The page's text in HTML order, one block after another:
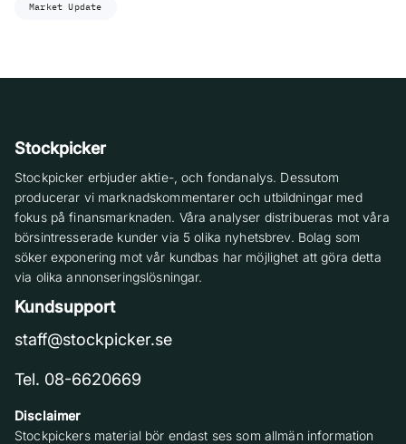
Market Update
Stockpicker
Stockpicker erbjuder aktie-, och fondanalys. Dessutom
producerar vi marknadskommentarer och utbildningar med
fokus på finansmarknaden. Våra analyser distribueras mot våra
börsintresserade kunder via 5 olika nyhetsbrev. Bolag som
söker exponering mot vår kundbas har möjlighet att göra detta
via olika annonseringslösningar.
Kundsupport
staff@stockpicker.se
Tel. 08-6620669
Disclaimer
Stockpickers material bör endast ses som allmän information